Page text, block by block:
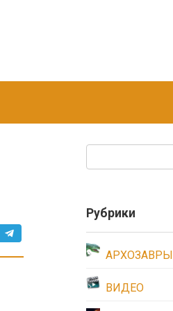
Рубрики
АРХОЗАВРЫ
ВИДЕО